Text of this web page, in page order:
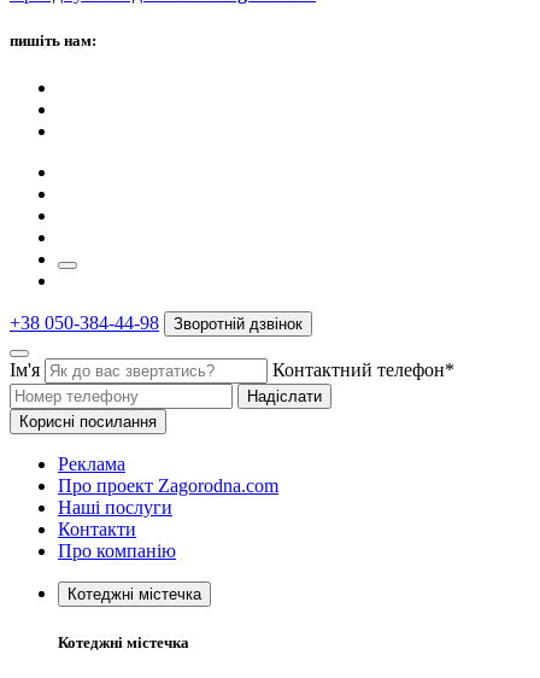
пишіть нам:
+38 050-384-44-98 Зворотній дзвінок
Ім'я Контактний телефон*
Надіслати
Корисні посилання
Реклама
Про проект Zagorodna.com
Наші послуги
Контакти
Про компанію
Котеджні містечка
Котеджні містечка